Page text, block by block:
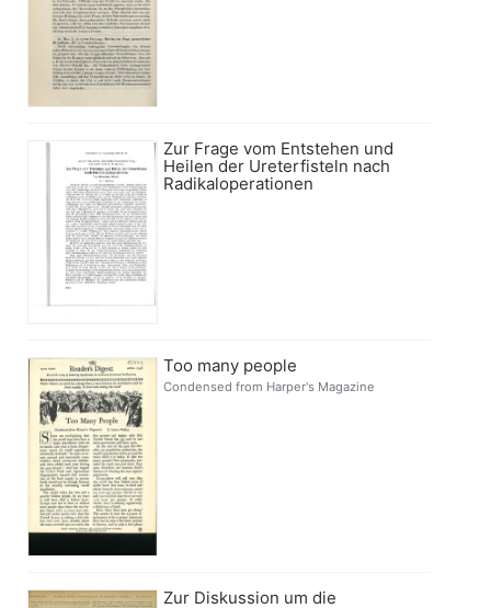
Zur Frage vom Entstehen und
Heilen der Ureterfisteln nach
Radikaloperationen
Too many people
Condensed from Harper's Magazine
Zur Diskussion um die